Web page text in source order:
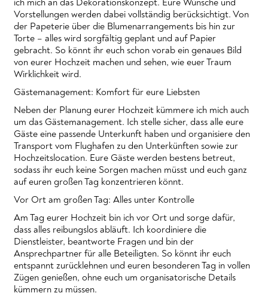
Vorstellungen werden dabei vollständig berücksichtigt. Von
der Papeterie über die Blumenarrangements bis hin zur
Torte – alles wird sorgfältig geplant und auf Papier
gebracht. So könnt ihr euch schon vorab ein genaues Bild
von eurer Hochzeit machen und sehen, wie euer Traum
Wirklichkeit wird.
Gästemanagement: Komfort für eure Liebsten
Neben der Planung eurer Hochzeit kümmere ich mich auch
um das Gästemanagement. Ich stelle sicher, dass alle eure
Gäste eine passende Unterkunft haben und organisiere den
Transport vom Flughafen zu den Unterkünften sowie zur
Hochzeitslocation. Eure Gäste werden bestens betreut,
sodass ihr euch keine Sorgen machen müsst und euch ganz
auf euren großen Tag konzentrieren könnt.
Vor Ort am großen Tag: Alles unter Kontrolle
Am Tag eurer Hochzeit bin ich vor Ort und sorge dafür,
dass alles reibungslos abläuft. Ich koordiniere die
Dienstleister, beantworte Fragen und bin der
Ansprechpartner für alle Beteiligten. So könnt ihr euch
entspannt zurücklehnen und euren besonderen Tag in vollen
Zügen genießen, ohne euch um organisatorische Details
kümmern zu müssen.